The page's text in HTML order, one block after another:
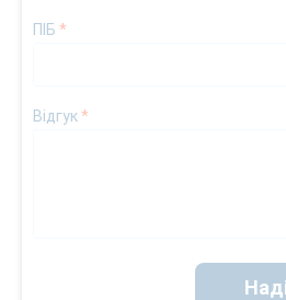
ПІБ *
Відгук*